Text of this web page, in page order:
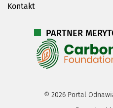
Kontakt
PARTNER
© 2026Portal